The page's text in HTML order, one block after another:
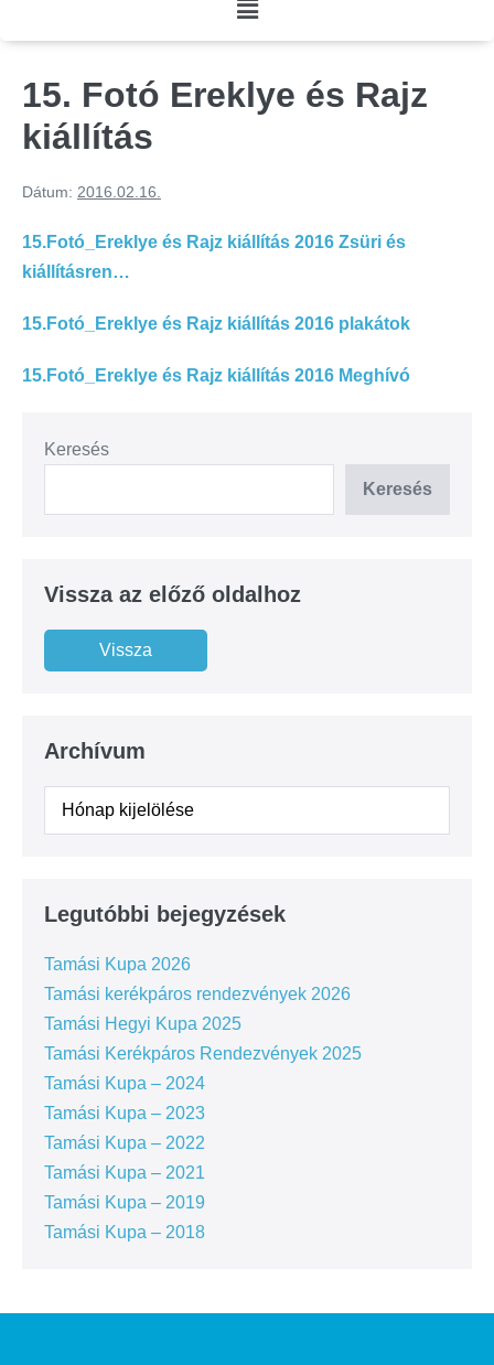
15. Fotó Ereklye és Rajz
kiállítás
Dátum: 2016.02.16.
15.Fotó_Ereklye és Rajz kiállítás 2016 Zsüri és
kiállításren…
15.Fotó_Ereklye és Rajz kiállítás 2016 plakátok
15.Fotó_Ereklye és Rajz kiállítás 2016 Meghívó
Keresés
Keresés
Vissza az előző oldalhoz
Archívum
Legutóbbi bejegyzések
Tamási Kupa 2026
Tamási kerékpáros rendezvények 2026
Tamási Hegyi Kupa 2025
Tamási Kerékpáros Rendezvények 2025
Tamási Kupa – 2024
Tamási Kupa – 2023
Tamási Kupa – 2022
Tamási Kupa – 2021
Tamási Kupa – 2019
Tamási Kupa – 2018